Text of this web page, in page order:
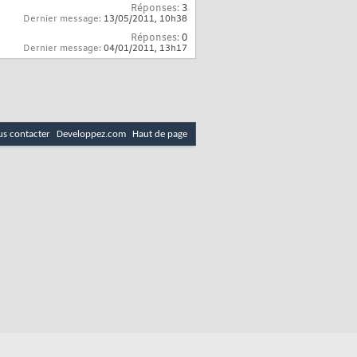
Réponses: 3
Dernier message: 13/05/2011, 10h38
Réponses:0
Dernier message: 04/01/2011, 13h17
contacter Developpez.com Haut de page